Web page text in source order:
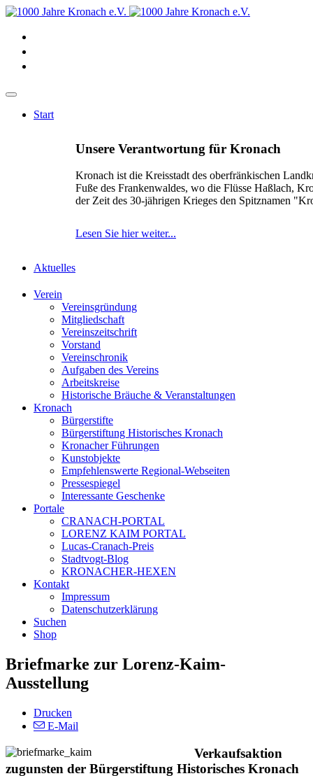
Start
Unsere Verantwortung für Kronach
Kronach ist die Kreisstadt des oberfränkischen
Fuße des Frankenwaldes, wo die Flüsse Haßlach,
der Zeit des 30-jährigen Krieges den Spitznamen
Lesen Sie hier weiter...
Aktuelles
Verein
Vereinsgründung
Mitgliedschaft
Vereinszeitschrift
Vorstand
Vereinschronik
Aufgaben des Vereins
Arbeitskreise
Historische Bräuche & Veranstaltungen
Kronach
Bürgerstifte
Bürgerstiftung Historisches Kronach
Kronacher Führungen
Kunstobjekte
Empfehlenswerte Regional-Webseiten
Pressespiegel
Interessante Geschenke
Portale
CRANACH-PORTAL
LORENZ KAIM PORTAL
Lucas-Cranach-Preis
Stadtvogt-Blog
KRONACHER-HEXEN
Kontakt
Impressum
Datenschutzerklärung
Suchen
Shop
Briefmarke zur Lorenz-Kaim-
Ausstellung
Drucken
E-Mail
Verkaufsaktion
zugunsten der Bürgerstiftung Historisches Kronach